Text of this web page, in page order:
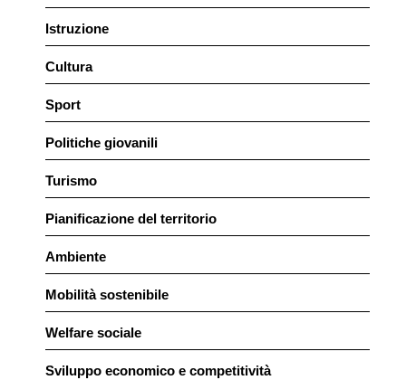
Istruzione
Cultura
Sport
Politiche giovanili
Turismo
Pianificazione del territorio
Ambiente
Mobilità sostenibile
Welfare sociale
Sviluppo economico e competitività